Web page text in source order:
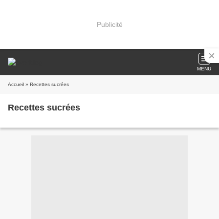
Publicité
MENU
Accueil » Recettes sucrées
Recettes sucrées